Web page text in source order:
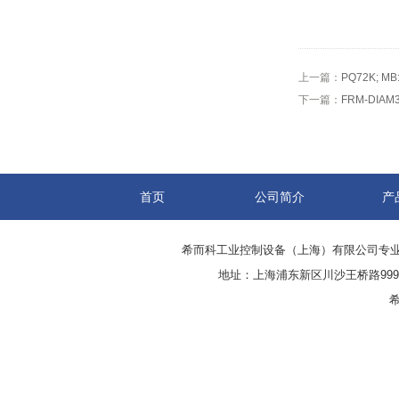
上一篇： PQ72K;
下一篇： FRM-
首页 公司简介 产
希而科工业控制设备（上海）有限公司专
地址：上海浦东新区川沙王桥路